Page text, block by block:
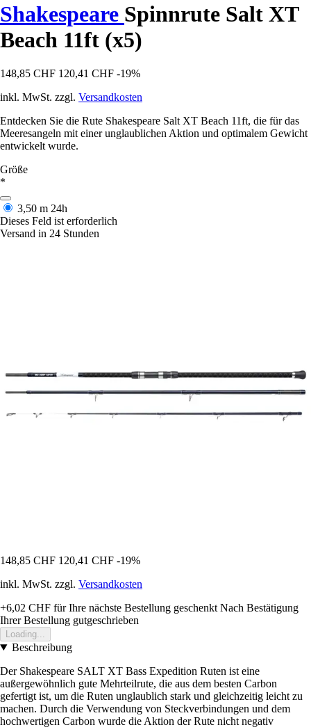
Shakespeare Spinnrute Salt XT
Beach 11ft (x5)
148,85 CHF 120,41 CHF -19%
inkl. MwSt. zzgl. Versandkosten
Entdecken Sie die Rute Shakespeare Salt XT Beach 11ft, die für das
Meeresangeln mit einer unglaublichen Aktion und optimalem Gewicht
entwickelt wurde.
Größe
*
3,50 m 24h
Dieses Feld ist erforderlich
Versand in 24 Stunden
148,85 CHF 120,41 CHF -19%
inkl. MwSt. zzgl. Versandkosten
+6,02 CHF für Ihre nächste Bestellung geschenkt Nach Bestätigung
Ihrer Bestellung gutgeschrieben
Loading...
Beschreibung
Der Shakespeare SALT XT Bass Expedition Ruten ist eine
außergewöhnlich gute Mehrteilrute, die aus dem besten Carbon
gefertigt ist, um die Ruten unglaublich stark und gleichzeitig leicht zu
machen. Durch die Verwendung von Steckverbindungen und dem
hochwertigen Carbon wurde die Aktion der Rute nicht negativ